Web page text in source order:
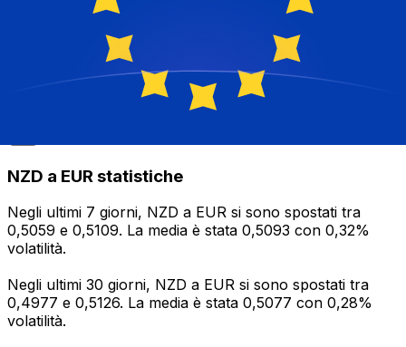
Ultimi 7
0,5109
0,5135
0,5059 0,4977
0,4948
0,5093 0,5077
NZD a EUR statistiche
Negli ultimi 7 giorni, NZD a EUR si sono spostati tra
0,5059 e 0,5109. La media è stata 0,5093 con 0,32%
volatilità.
Negli ultimi 30 giorni, NZD a EUR si sono spostati tra
0,4977 e 0,5126. La media è stata 0,5077 con 0,28%
volatilità.